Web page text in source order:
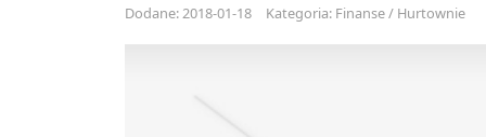
Dodane: 2018-01-18 Kategoria: Finanse / Hurtownie